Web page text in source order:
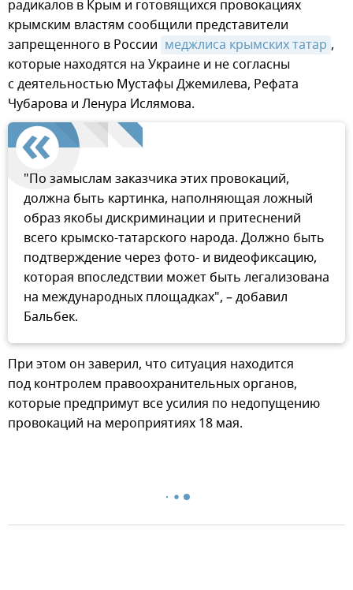
радикалов в Крым и готовящихся провокациях
крымским властям сообщили представители
запрещенного в России меджлиса крымских татар ,
которые находятся на Украине и не согласны
с деятельностью Мустафы Джемилева, Рефата
Чубарова и Ленура Ислямова.
"По замыслам заказчика этих провокаций,
должна быть картинка, наполняющая ложный
образ якобы дискриминации и притеснений
всего крымско-татарского народа. Должно быть
подтверждение через фото- и видеофиксацию,
которая впоследствии может быть легализована
на международных площадках", – добавил
Бальбек.
При этом он заверил, что ситуация находится
под контролем правоохранительных органов,
которые предпримут все усилия по недопущению
провокаций на мероприятиях 18 мая.